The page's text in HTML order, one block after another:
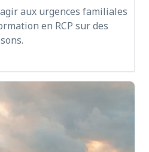
aux urgences familiales
en RCP sur des